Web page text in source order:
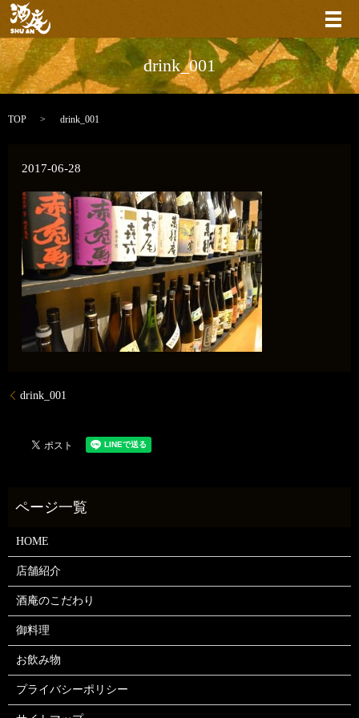
メ
drink_001
TOP drink_001
2017-06-28
drink_001
HOME
店舗紹介
酒庵のこだわり
御料理
お飲み物
プライバシーポリシー